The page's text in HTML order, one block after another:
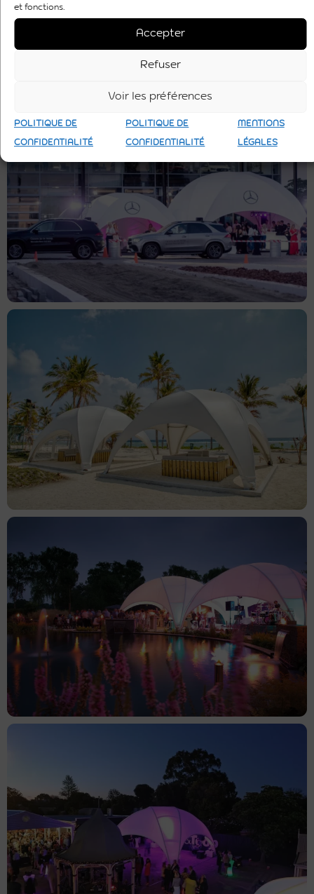
et fonctions.
Accepter
Refuser
Voir les préférences
POLITIQUE DE
CONFIDENTIALITÉ
POLITIQUE DE
CONFIDENTIALITÉ
MENTIONS
LÉGALES